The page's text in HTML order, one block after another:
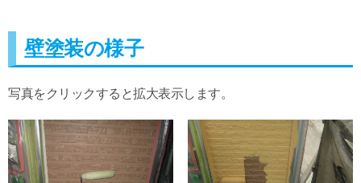
壁塗装の様子
写真をクリックすると拡大表示します。